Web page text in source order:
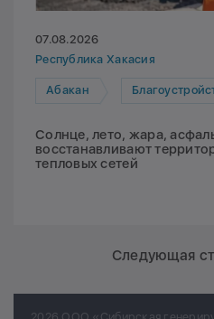
07.08.2026
Республика Хакасия
Абакан
Солнце, лето, жара,
восстанавливают
тепловых сетей
Следующая